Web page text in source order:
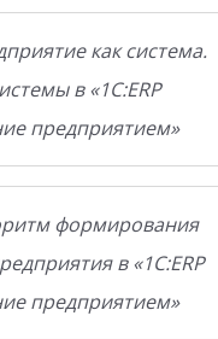
как система.
в «1С:ERP
предприятием»
формирования
в «1С:ERP
предприятием»